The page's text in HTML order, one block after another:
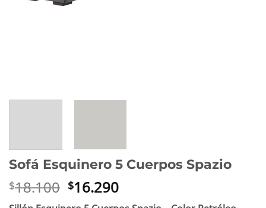
Sofá Esquinero 5 Cuerpos Spazio
$18.100 El
precio
$16.290El
precio